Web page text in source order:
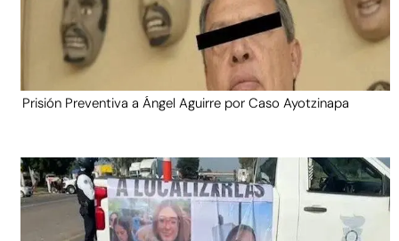
Prisión Preventiva a Ángel Aguirre por Caso Ayotzinapa